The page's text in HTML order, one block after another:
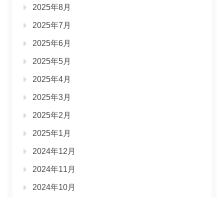
2025年8月
2025年7月
2025年6月
2025年5月
2025年4月
2025年3月
2025年2月
2025年1月
2024年12月
2024年11月
2024年10月